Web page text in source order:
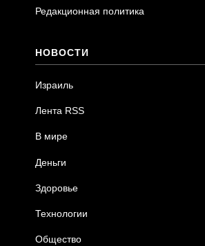
Редакционная политика
НОВОСТИ
Израиль
Лента RSS
В мире
Деньги
Здоровье
Технологии
Общество